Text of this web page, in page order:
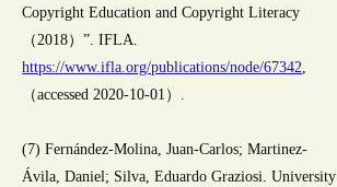
Copyright Education and Copyright Literacy
（2018）”. IFLA.
https://www.ifla.org/publications/node/67342
（accessed 2020-10-01）.
(7) Fernández-Molina, Juan-Carlos; Martinez-
Ávila, Daniel; Silva, Eduardo Graziosi. University